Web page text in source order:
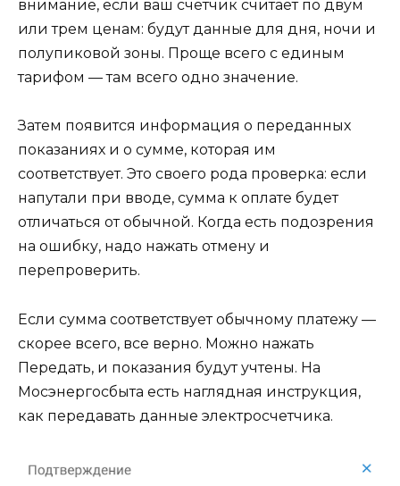
внимание, если ваш счетчик считает по двум
или трем ценам: будут данные для дня, ночи и
полупиковой зоны. Проще всего с единым
тарифом — там всего одно значение.
Затем появится информация о переданных
показаниях и о сумме, которая им
соответствует. Это своего рода проверка: если
напутали при вводе, сумма к оплате будет
отличаться от обычной. Когда есть подозрения
на ошибку, надо нажать отмену и
перепроверить.
Если сумма соответствует обычному платежу —
скорее всего, все верно. Можно нажать
Передать, и показания будут учтены. На
Мосэнергосбыта есть наглядная инструкция,
как передавать данные электросчетчика.